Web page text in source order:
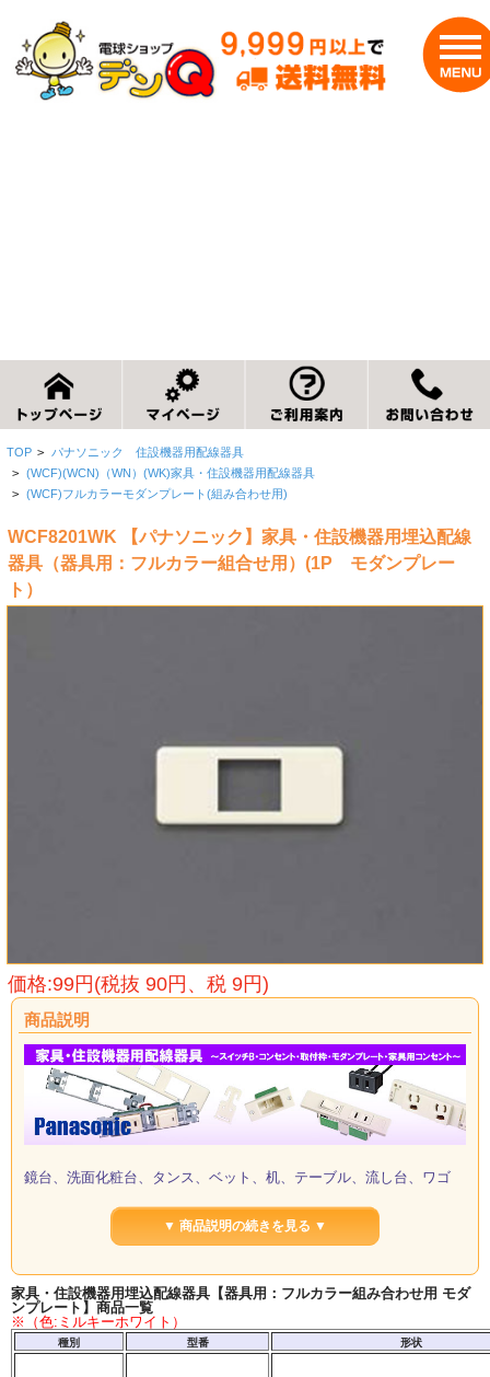
TOP > パナソニック 住設機器用配線器具
> (WCF)(WCN)（WN）(WK)家具・住設機器用配線器具
> (WCF)フルカラーモダンプレート(組み合わせ用)
WCF8201WK 【パナソニック】家具・住設機器用埋込配線
器具（器具用：フルカラー組合せ用）(1P モダンプレー
ト）
価格:99円(税抜 90円、税 9円)
商品説明
鏡台、洗面化粧台、タンス、ベット、机、テーブル、流し台、ワゴ
3.コード接続はフル端子式速結端子を採用して、均一結線による信頼性向上を図っていま
す。
4.プレートははめ込み式です。
5.裏面の渡りリード線は配線済みです。
▼ 商品説明の続きを見る ▼
家具・住設機器用埋込配線器具【器具用：フルカラー組み合わせ用 モダ
ンプレート】商品一覧
※（色:ミルキーホワイト）
種別 型番 形状